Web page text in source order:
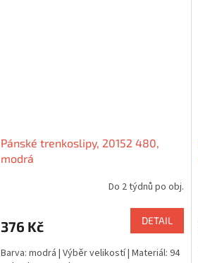
Pánské trenkoslipy, 20152 480,
modrá
Do 2 týdnů po obj.
376 Kč DETAIL
Barva: modrá | Výběr velikostí | Materiál: 94